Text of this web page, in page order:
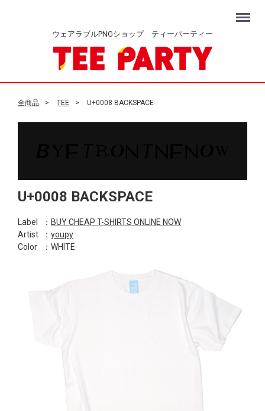
ウェアラブルPNGショップ ティーパーティー
Menu
全商品 TEE U+0008 BACKSPACE
U+0008 BACKSPACE
Label ： BUY CHEAP T-SHIRTS ONLINE NOW
Artist
： youpy
Color
：WHITE